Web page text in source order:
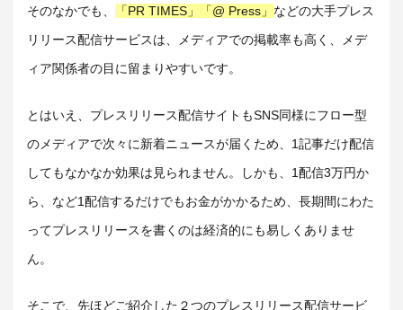
そのなかでも、 「PR TIMES」「@ Press」 などの大手プレス
リリース配信サービスは、メディアでの掲載率も高く、メデ
ィア関係者の目に留まりやすいです。
とはいえ、プレスリリース配信サイトもSNS同様にフロー型
のメディアで次々に新着ニュースが届くため、1記事だけ配信
してもなかなか効果は見られません。しかも、1配信3万円か
ら、など1配信するだけでもお金がかかるため、長期間にわた
ってプレスリリースを書くのは経済的にも易しくありませ
ん。
そこで、先ほどご紹介した２つのプレスリリース配信サービ